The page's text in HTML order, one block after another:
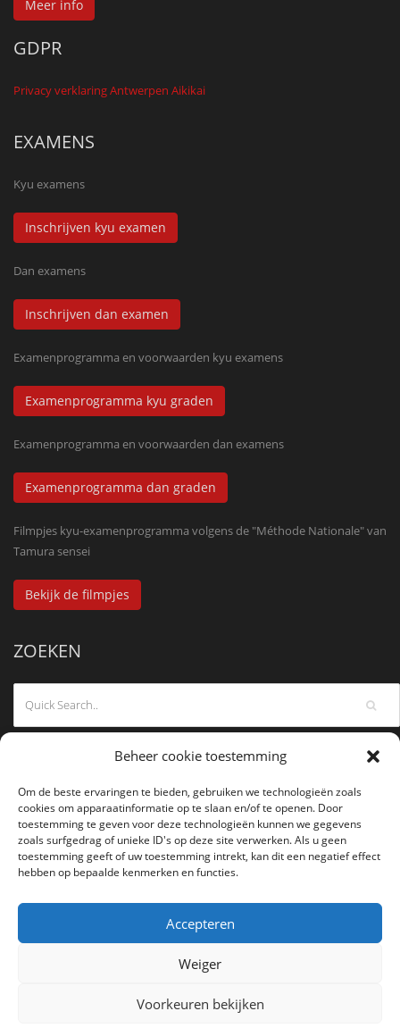
Beheer cookie toestemming
Om de beste ervaringen te bieden, gebruiken we technologieën zoals
cookies om apparaatinformatie op te slaan en/of te openen. Door
toestemming te geven voor deze technologieën kunnen we gegevens
zoals surfgedrag of unieke ID's op deze site verwerken. Als u geen
toestemming geeft of uw toestemming intrekt, kan dit een negatief effect
hebben op bepaalde kenmerken en functies.
Accepteren
Weiger
Voorkeuren bekijken
Meer info
GDPR
Privacy verklaring Antwerpen Aikikai
EXAMENS
Kyu examens
Inschrijven kyu examen
Dan examens
Inschrijven dan examen
Examenprogramma en voorwaarden kyu examens
Examenprogramma kyu graden
Examenprogramma en voorwaarden dan examens
Examenprogramma dan graden
Filmpjes kyu-examenprogramma volgens de "Méthode Nationale" van
Tamura sensei
Bekijk de filmpjes
ZOEKEN